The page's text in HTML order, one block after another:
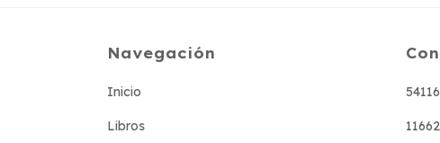
Navegación
Inicio
Libros